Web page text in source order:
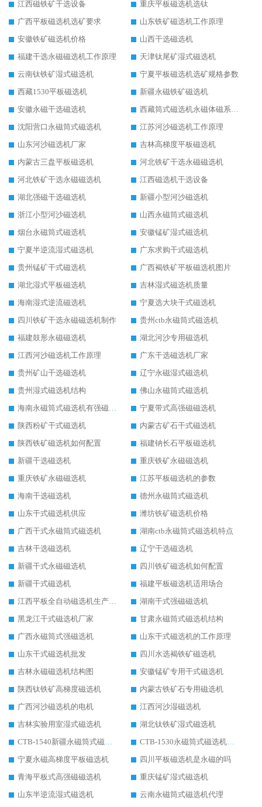
江西磁铁矿干选设备
重庆平板磁选机选钛
广西平板磁选机选矿要求
山东铁矿磁选机工作原理
安徽铁矿磁选机价格
山西干选磁选机
福建干选永磁磁选机工作原理
天津钛尾矿湿式磁选机
云南钛铁矿湿式磁选机
宁夏平板磁选机选矿规格参数
西藏1530平板磁选机
新疆永磁铁矿磁选机
安徽永磁干选磁选机
西藏筒式磁选机永磁体磁系设计
沈阳营口永磁筒式磁选机
江苏河沙磁选机工作原理
山东河沙磁选机厂家
吉林高梯度平板磁选机
内蒙古三盘平板磁选机
河北铁矿干选永磁磁选机
河北铁矿干选永磁磁选机
江西磁选机干选设备
湖北强磁干选磁选机
新疆小型河沙磁选机
浙江小型河沙磁选机
山西永磁筒式磁选机
烟台永磁筒式磁选机
安徽锰矿湿式磁选机
宁夏半逆流湿式磁选机
广东求购干式磁选机
贵州锰矿干式磁选机
广西褐铁矿平板磁选机图片
湖北湿式平板磁选机
吉林湿式磁选机质量
海南湿式逆流磁选机
宁夏选大块干式磁选机
四川铁矿干选永磁磁选机制作
贵州ctb永磁筒式磁选机
福建鼓形永磁磁选机
湖北河沙专用磁选机
江西河沙磁选机工作原理
广东干选磁选机厂家
贵州矿山干选磁选机
辽宁永磁湿式磁选机
贵州湿式磁选机结构
佛山永磁筒式磁选机
海南永磁筒式磁选机有强磁的吗
宁夏带式高强磁磁选机
陕西粉矿干式磁选机
内蒙古矿石干式磁选机
陕西铁矿磁选机如何配置
福建钠长石平板磁选机
新疆干选磁选机
重庆铁矿永磁磁选机
重庆铁矿永磁磁选机
江苏平板磁选机的参数
海南干选磁选机
德州永磁筒式磁选机
山东干式磁选机供应
潍坊铁矿磁选机价格
广西干式永磁筒式磁选机
湖南ctb永磁筒式磁选机特点
吉林干选磁选机
辽宁干选磁选机
新疆干式永磁磁选机
四川铁矿磁选机如何配置
新疆干式磁选机
福建平板磁选机适用场合
江西平板全自动磁选机生产厂家
湖南干式强磁磁选机
黑龙江干式磁选机厂家
甘肃永磁筒式磁选机结构
广西永磁筒式强磁选机
山东干式磁选机的工作原理
山东干式磁选机批发
四川水选褐铁矿磁选机
吉林永磁磁选机结构图
安徽锰矿专用干式磁选机
陕西钛铁矿高梯度磁选机
内蒙古铁矿石专用磁选机
广西河沙磁选机的电机
江西河沙湿磁选机
吉林实验用室湿式磁选机
湖北钛铁矿湿式磁选机
CTB-1540新疆永磁筒式磁选机
CTB-1530永磁筒式磁选机代理商
宁夏永磁高梯度平板磁选机
四川平板磁选机是永磁的吗
青海平板式高强磁磁选机
重庆锰矿湿式磁选机
山东半逆流湿式磁选机
云南永磁筒式磁选机代理